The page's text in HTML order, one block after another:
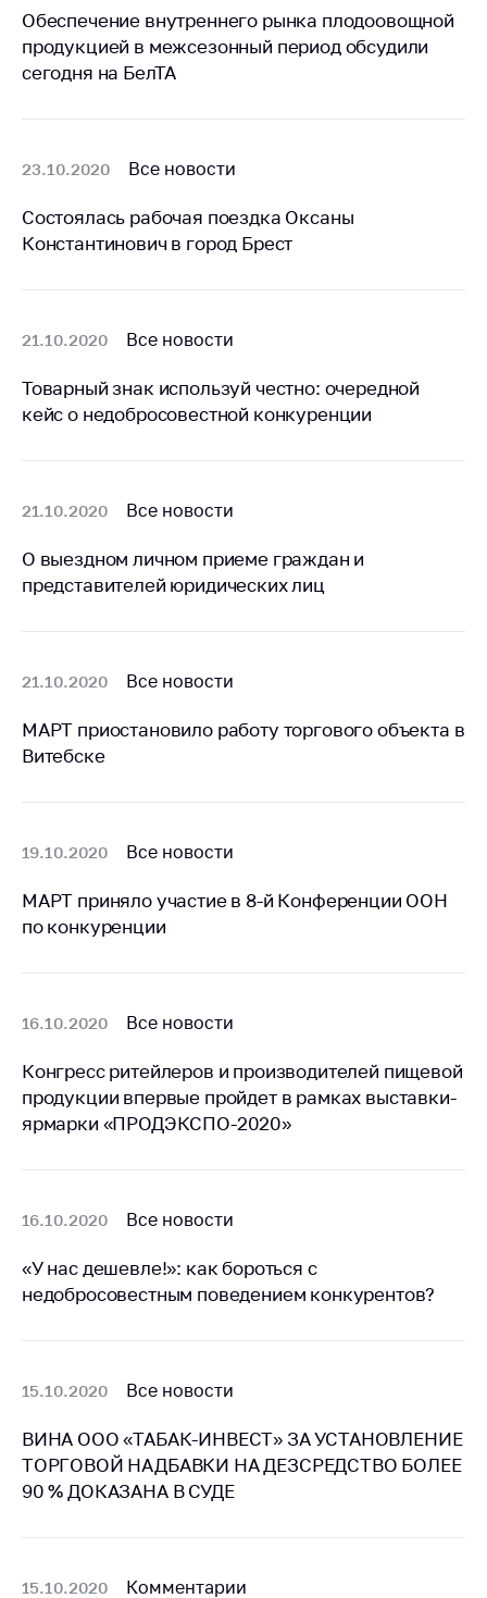
нетарифного
регулирования
Биржевая торговля
Республике
Беларусь
Защита
персональных
Личный прием
граждан и юр. лиц
Электронные
обращения
Сообщить о росте
медицинские
изделия
работы
Приемная
Министра
государственный
орган
Важное на сайте
Ценообразование
средства, изделия
медицинского
Решение Комиссии
факта нарушения
(отсутствия)
нарушения
Предостережения и
Обеспечение внутреннего рынка плодоовощной
продукцией в межсезонный период обсудили
сегодня на БелТА
23.10.2020 Все новости
Состоялась рабочая поездка Оксаны
Константинович в город Брест
21.10.2020 Все новости
Товарный знак используй честно: очередной
кейс о недобросовестной конкуренции
21.10.2020 Все новости
О выездном личном приеме граждан и
представителей юридических лиц
21.10.2020 Все новости
МАРТ приостановило работу торгового объекта в
Витебске
19.10.2020 Все новости
МАРТ приняло участие в 8-й Конференции ООН
по конкуренции
16.10.2020 Все новости
Конгресс ритейлеров и производителей пищевой
продукции впервые пройдет в рамках выставки-
ярмарки «ПРОДЭКСПО-2020»
16.10.2020 Все новости
«У нас дешевле!»: как бороться с
недобросовестным поведением конкурентов?
15.10.2020 Все новости
ВИНА ООО «ТАБАК-ИНВЕСТ» ЗА УСТАНОВЛЕНИЕ
ТОРГОВОЙ НАДБАВКИ НА ДЕЗСРЕДСТВО БОЛЕЕ
90 % ДОКАЗАНА В СУДЕ
15.10.2020 Комментарии